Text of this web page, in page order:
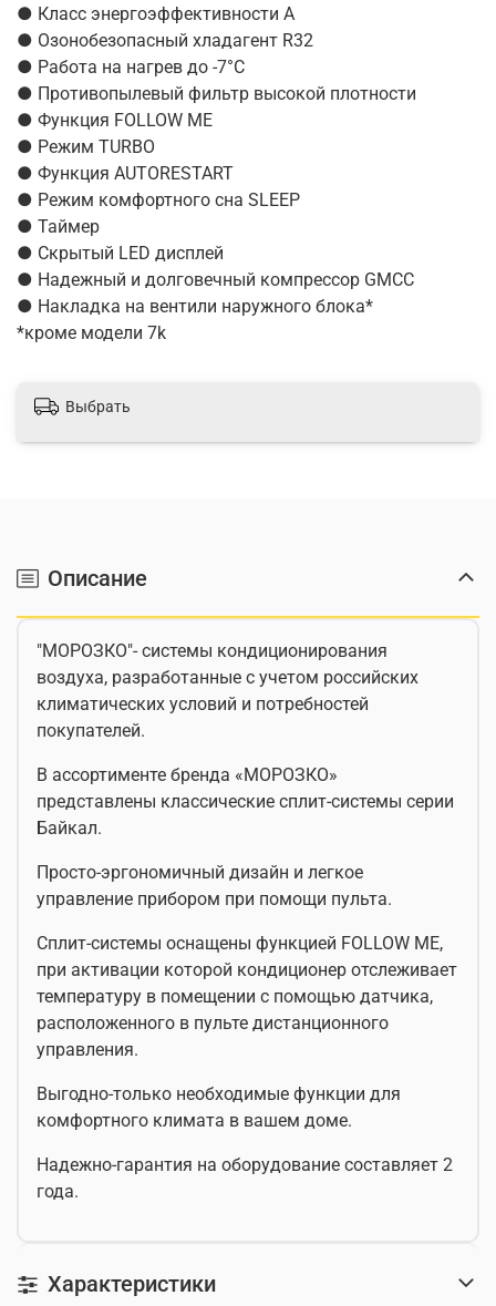
● Класс энергоэффективности А
● Озонобезопасный хладагент R32
● Работа на нагрев до -7°C
● Противопылевый фильтр высокой плотности
● Функция FOLLOW ME
● Режим TURBO
● Функция AUTORESTART
● Режим комфортного сна SLEEP
● Таймер
● Скрытый LED дисплей
● Надежный и долговечный компрессор GMCC
● Накладка на вентили наружного блока*
*кроме модели 7k
Выбрать
Описание
"МОРОЗКО"- системы кондиционирования
воздуха, разработанные с учетом российских
климатических условий и потребностей
покупателей.
В ассортименте бренда «МОРОЗКО»
представлены классические сплит-системы серии
Байкал.
Просто-эргономичный дизайн и легкое
управление прибором при помощи пульта.
Сплит-системы оснащены функцией FOLLOW ME,
при активации которой кондиционер отслеживает
температуру в помещении с помощью датчика,
расположенного в пульте дистанционного
управления.
Выгодно-только необходимые функции для
комфортного климата в вашем доме.
Надежно-гарантия на оборудование составляет 2
года.
Характеристики